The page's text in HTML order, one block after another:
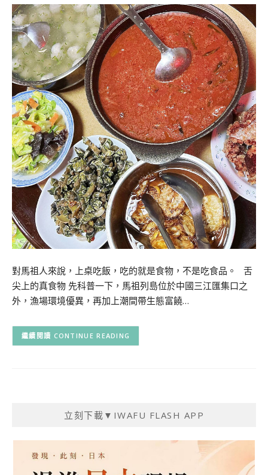
對馬祖人來說，上桌吃飯，吃的就是食物，不是吃食品。 舌
尖上的真食物 先科普一下，馬祖列島位於中國三江匯集口之
外，漁場環境優異，再加上潮間帶生態富饒…
CONTINUE READING
立刻下載▼IWAFU FLASH APP